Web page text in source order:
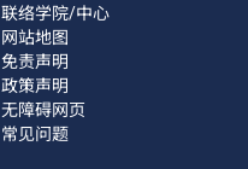
联络学院/中心
网站地图
免责声明
政策声明
无障碍网页
常见问题